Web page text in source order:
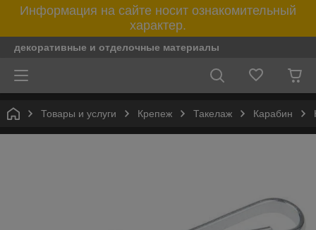
Информация на сайте носит ознакомительный
характер.
декоративные и отделочные материалы
Товары и услуги Крепеж Такелаж Карабин